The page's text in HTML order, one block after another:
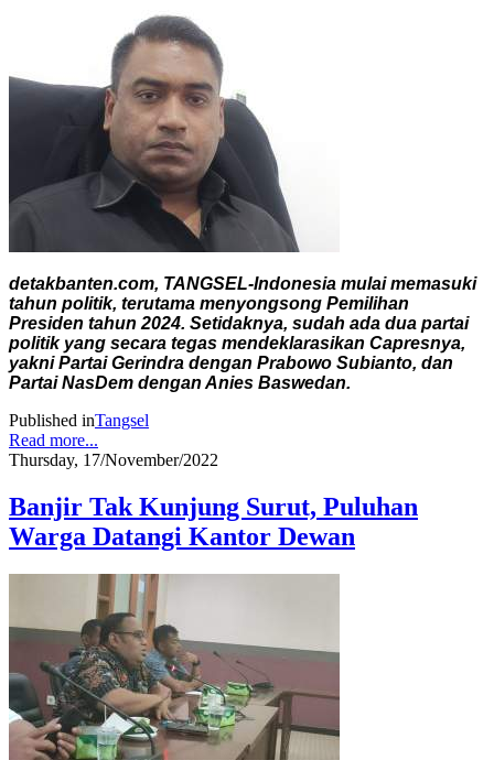
detakbanten.com, TANGSEL-Indonesia mulai memasuki
tahun politik, terutama menyongsong Pemilihan
Presiden tahun 2024. Setidaknya, sudah ada dua partai
politik yang secara tegas mendeklarasikan Capresnya,
yakni Partai Gerindra dengan Prabowo Subianto, dan
Partai NasDem dengan Anies Baswedan.
Published inTangsel
Read more...
Thursday, 17/November/2022
Banjir Tak Kunjung Surut, Puluhan
Warga Datangi Kantor Dewan